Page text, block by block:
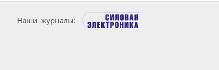
Наши журналы: